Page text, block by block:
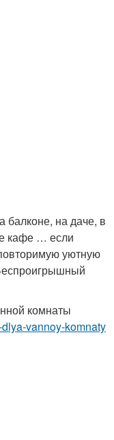
балконе, на даче, в
кафе … если
уютную
комнаты
vannoy-komnaty